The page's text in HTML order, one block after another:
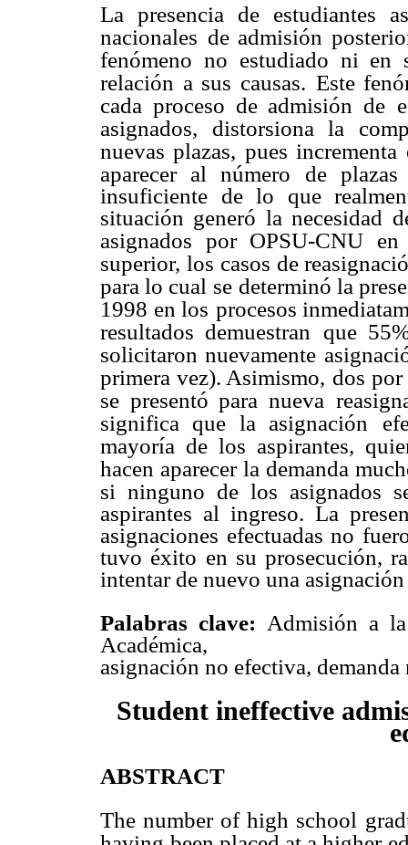
La presencia de estudiantes
nacionales de admisión
fenómeno no estudiado ni en
relación a sus causas. Este
cada proceso de admisión de
asignados, distorsiona la
nuevas plazas, pues
aparecer al número de
insuficiente de lo que
situación generó la necesidad
asignados
por OPSU-CNU
superior, los casos de
para lo cual se determinó la
1998 en los procesos
resultados demuestran
que
solicitaron nuevamente
primera vez). Asimismo, dos
se presentó para nueva
significa que la asignación
mayoría de los aspirantes,
hacen aparecer la demanda
si ninguno de los asignados
aspirantes al ingreso. La
asignaciones efectuadas no
tuvo éxito en su prosecución,
intentar de nuevo una
Palabras clave: Admisión a
Académica,
asignación no efectiva,
Student ineffective
ABSTRACT
The number of high school